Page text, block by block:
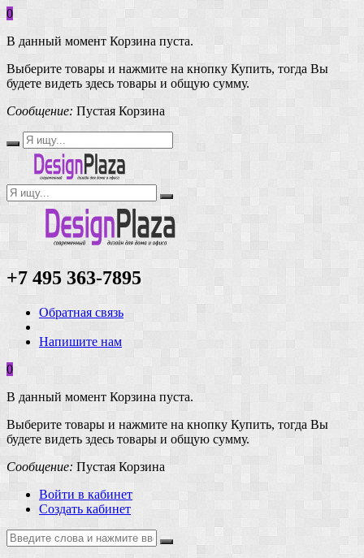
0
В данный момент Корзина пуста.
Выберите товары и нажмите на кнопку Купить, тогда Вы
будете видеть здесь товары и общую сумму.
Сообщение: Пустая Корзина
+7 495 363-7895
Обратная связь
Напишите нам
0
В данный момент Корзина пуста.
Выберите товары и нажмите на кнопку Купить, тогда Вы
будете видеть здесь товары и общую сумму.
Сообщение: Пустая Корзина
Войти в кабинет
Создать кабинет